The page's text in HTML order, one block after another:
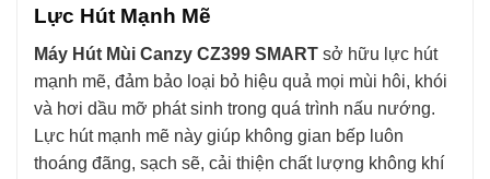
Lực Hút Mạnh Mẽ
Máy Hút Mùi Canzy CZ399 SMART sở hữu lực hút
mạnh mẽ, đảm bảo loại bỏ hiệu quả mọi mùi hôi, khói
và hơi dầu mỡ phát sinh trong quá trình nấu nướng.
Lực hút mạnh mẽ này giúp không gian bếp luôn
thoáng đãng, sạch sẽ, cải thiện chất lượng không khí